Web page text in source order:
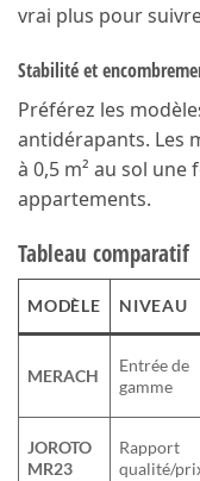
vrai plus pour
Stabilité et
Préférez les
antidérapants. Les
à 0,5 m² au sol
appartements.
Tableau comparatif
MODÈLE NIVEAU
MERACH
Entrée de
gamme
JOROTO
MR23
Rapport
qualité/